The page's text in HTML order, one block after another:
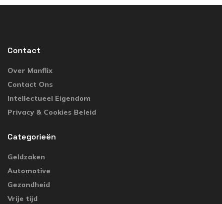
Contact
Over Manflix
Contact Ons
Intellectueel Eigendom
Privacy & Cookies Beleid
Categorieën
Geldzaken
Automotive
Gezondheid
Vrije tijd